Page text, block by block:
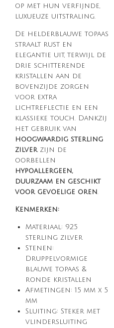
op met hun verfijnde,
luxueuze uitstraling.
De helderblauwe topaas
straalt rust en
elegantie uit, terwijl de
drie schitterende
kristallen aan de
bovenzijde zorgen
voor extra
lichtreflectie en een
klassieke touch. Dankzij
het gebruik van
hoogwaardig sterling
zilverzijn de
oorbellen
hypoallergeen,
duurzaam en geschikt
voor gevoelige oren.
Kenmerken:
Materiaal: 925
sterling zilver
Stenen:
Druppelvormige
blauwe topaas &
ronde kristallen
Afmetingen: 15 mm x 5
mm
Sluiting: Steker met
vlindersluiting